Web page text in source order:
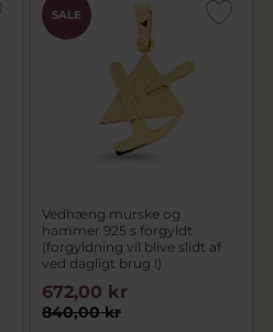
SALE
Vedhæng murske og
hammer 925 s forgyldt
(forgyldning vil blive slidt af
ved dagligt brug !)
840,00 kr
672,00 kr